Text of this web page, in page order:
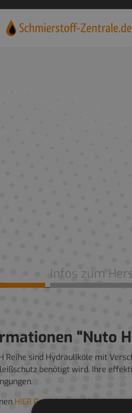
Infos zum
"Nuto
Reihe sind Hydrauliköle mit
benötigt wird. Ihre
HIER Produktdatenblatt